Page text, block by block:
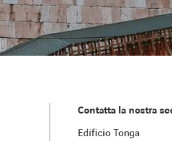
Contatta la nostra
Edificio Tonga